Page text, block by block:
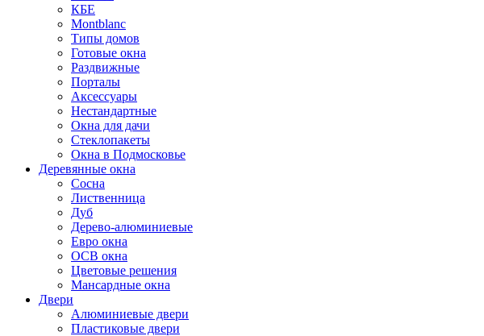
КБЕ
Montblanc
Типы домов
Готовые окна
Раздвижные
Порталы
Аксессуары
Нестандартные
Окна для дачи
Стеклопакеты
Окна в Подмосковье
Деревянные окна
Сосна
Лиственница
Дуб
Дерево-алюминиевые
Евро окна
ОСВ окна
Цветовые решения
Мансардные окна
Двери
Алюминиевые двери
Пластиковые двери